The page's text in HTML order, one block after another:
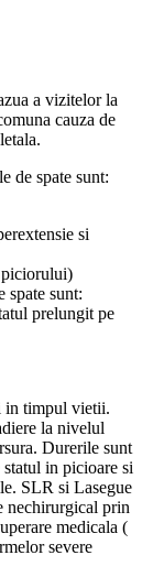
a vizitelor la
cauza de
de spate sunt:
si
piciorului)
spate sunt:
prelungit pe
in timpul vietii.
la nivelul
Durerile sunt
in picioare si
SLR si Lasegue
nechirurgical prin
medicala (
severe